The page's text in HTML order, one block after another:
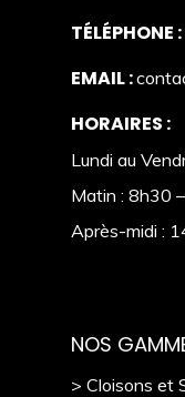
TÉLÉPHONE :
EMAIL :
HORAIRES :
Lundi au
Matin : 8h30
Après-midi :
NOS
> Cloisons et